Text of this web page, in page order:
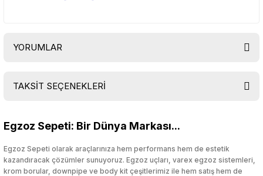
YORUMLAR
TAKSİT SEÇENEKLERİ
Egzoz Sepeti: Bir Dünya Markası...
Egzoz Sepeti olarak araçlarınıza hem performans hem de estetik
kazandıracak çözümler sunuyoruz. Egzoz uçları, varex egzoz sistemleri,
krom borular, downpipe ve body kit çeşitlerimiz ile hem satış hem de